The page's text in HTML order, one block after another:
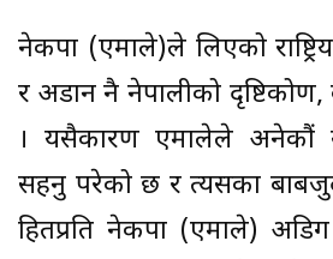
नेकपा (एमाले)ले लिएको
र अडान नै नेपालीको दृष्टिकोण,
। यसैकारण एमालेले अनेकौं
सहनु परेको छ र त्यसका बाबजुद
हितप्रति नेकपा (एमाले)